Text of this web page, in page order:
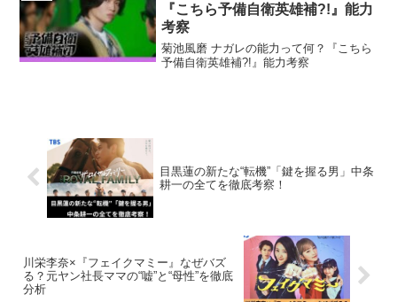
『こちら予備自衛英雄補?!』能力
考察
菊池風磨 ナガレの能力って何？『こちら
予備自衛英雄補?!』能力考察
目黒蓮の新たな“転機”「鍵を握る男」中条
耕一の全てを徹底考察！
川栄李奈×『フェイクマミー』なぜバズ
る？元ヤン社長ママの“嘘”と“母性”を徹底
分析